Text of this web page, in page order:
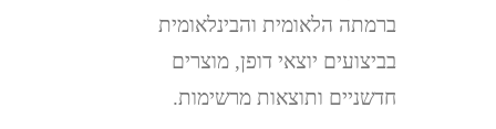
ברמתה הלאומית והבינלאומית
בביצועים יוצאי דופן, מוצרים
חדשניים ותוצאות מרשימות.